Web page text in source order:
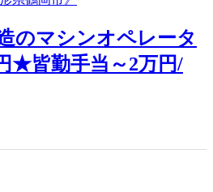
のマシンオペレータ
★皆勤手当～2万円/